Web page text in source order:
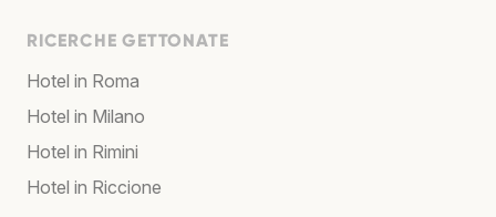
RICERCHE GETTONATE
Hotel in Roma
Hotel in Milano
Hotel in Rimini
Hotel in Riccione